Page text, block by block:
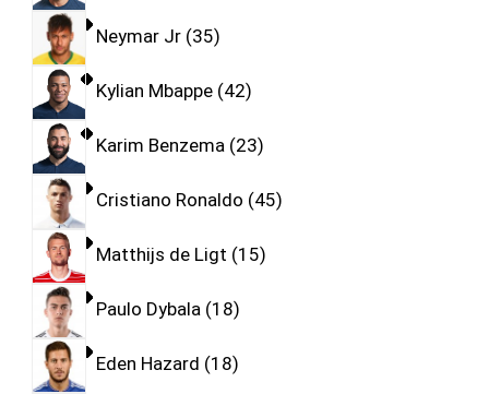
Neymar Jr 35
Kylian Mbappe 42
Karim Benzema 23
Cristiano Ronaldo 45
Matthijs de Ligt 15
Paulo Dybala 18
Eden Hazard 18